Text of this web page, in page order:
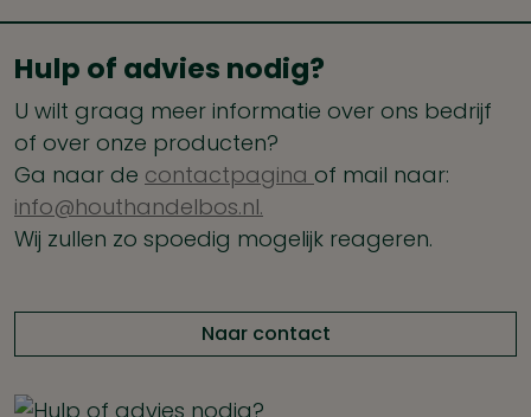
Hulp of advies nodig?
U wilt graag meer informatie over ons bedrijf
of over onze producten?
Ga naar de contactpagina of mail naar:
info@houthandelbos.nl.
Wij zullen zo spoedig mogelijk reageren.
Naar contact